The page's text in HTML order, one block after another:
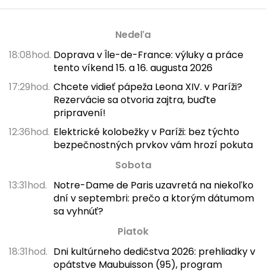
Nedeľa
18:08hod. Doprava v Île-de-France: výluky a práce
tento víkend 15. a 16. augusta 2026
17:29hod. Chcete vidieť pápeža Leona XIV. v Paríži?
Rezervácie sa otvoria zajtra, buďte
pripravení!
12:36hod. Elektrické kolobežky v Paríži: bez týchto
bezpečnostných prvkov vám hrozí pokuta
Sobota
13:31hod. Notre-Dame de Paris uzavretá na niekoľko
dní v septembri: prečo a ktorým dátumom
sa vyhnúť?
Piatok
18:31hod. Dni kultúrneho dedičstva 2026: prehliadky v
opátstve Maubuisson (95), program